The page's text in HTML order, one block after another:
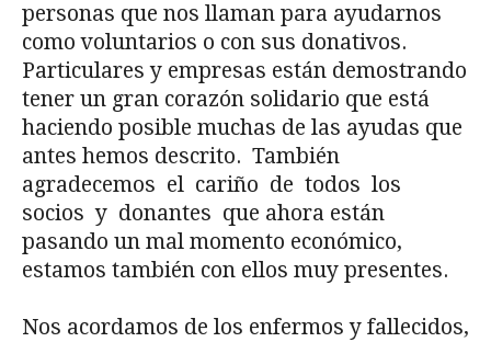
personas que nos llaman para ayudarnos
como voluntarios o con sus donativos.
Particulares y empresas están demostrando
tener un gran corazón solidario que está
haciendo posible muchas de las ayudas que
antes hemos descrito. También
agradecemos el cariño de todos los
socios y donantes que ahora están
pasando un mal momento económico,
estamos también con ellos muy presentes.
Nos acordamos de los enfermos y fallecidos,